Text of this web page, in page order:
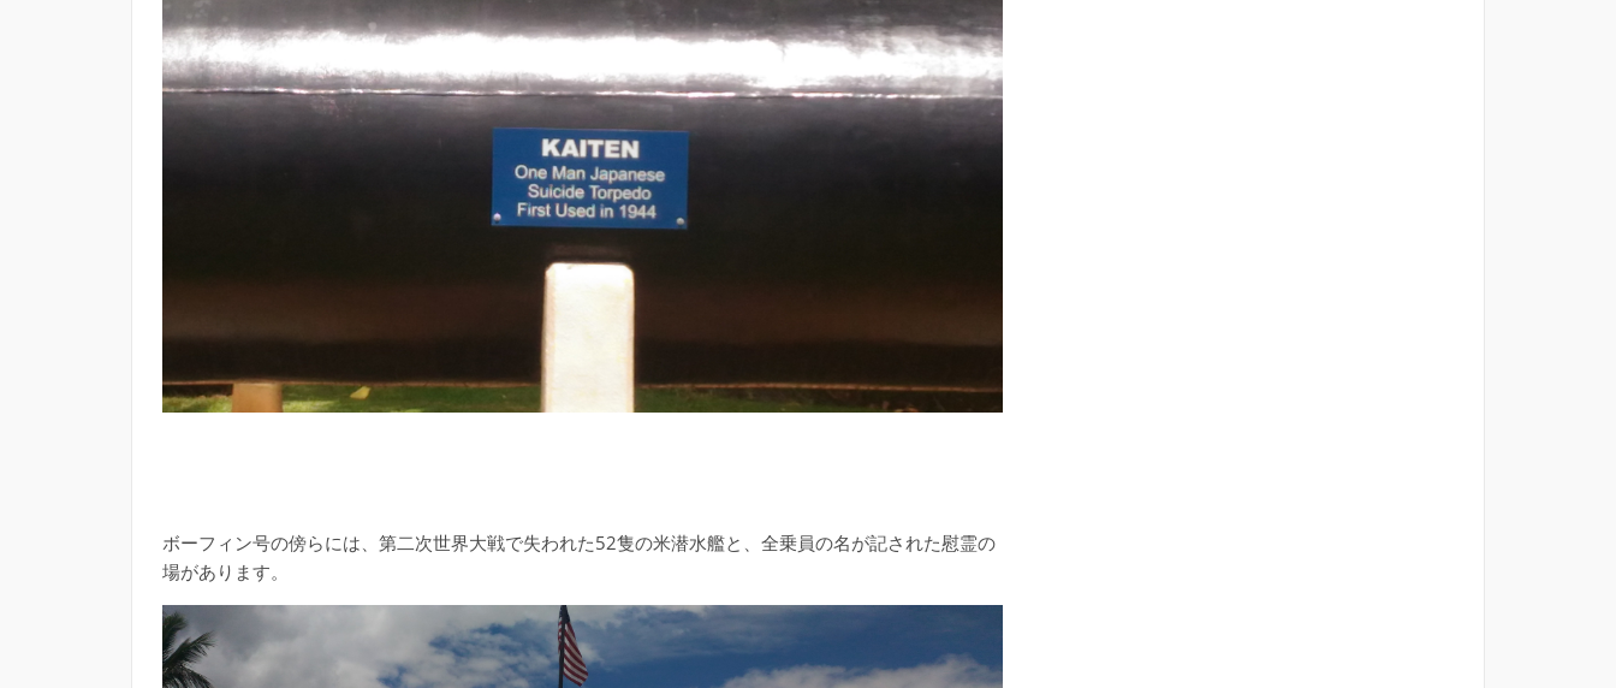
ボーフィン号の傍らには、第二次世界大戦で失われた52隻の米潜水艦と、全乗員の名が記された慰霊の
場があります。